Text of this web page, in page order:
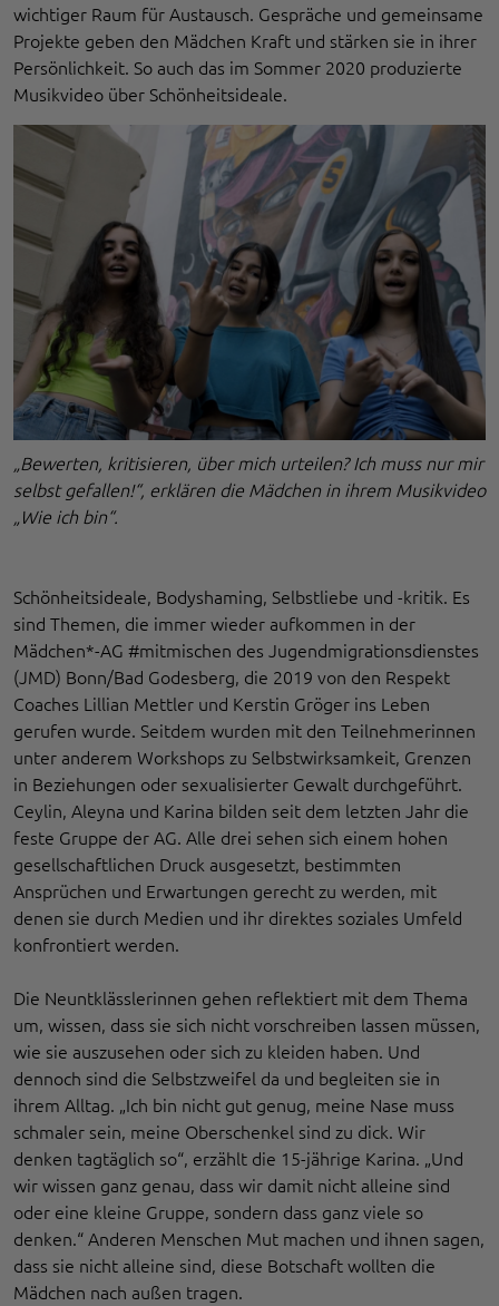
wichtiger Raum für Austausch. Gespräche und gemeinsame
Projekte geben den Mädchen Kraft und stärken sie in ihrer
Persönlichkeit. So auch das im Sommer 2020 produzierte
Musikvideo über Schönheitsideale.
„Bewerten, kritisieren, über mich urteilen? Ich muss nur mir
selbst gefallen!“, erklären die Mädchen in ihrem Musikvideo
„Wie ich bin“.
Schönheitsideale, Bodyshaming, Selbstliebe und -kritik. Es
sind Themen, die immer wieder aufkommen in der
Mädchen*-AG #mitmischen des Jugendmigrationsdienstes
(JMD) Bonn/Bad Godesberg, die 2019 von den Respekt
Coaches Lillian Mettler und Kerstin Gröger ins Leben
gerufen wurde. Seitdem wurden mit den Teilnehmerinnen
unter anderem Workshops zu Selbstwirksamkeit, Grenzen
in Beziehungen oder sexualisierter Gewalt durchgeführt.
Ceylin, Aleyna und Karina bilden seit dem letzten Jahr die
feste Gruppe der AG. Alle drei sehen sich einem hohen
gesellschaftlichen Druck ausgesetzt, bestimmten
Ansprüchen und Erwartungen gerecht zu werden, mit
denen sie durch Medien und ihr direktes soziales Umfeld
konfrontiert werden.
Die Neuntklässlerinnen gehen reflektiert mit dem Thema
um, wissen, dass sie sich nicht vorschreiben lassen müssen,
wie sie auszusehen oder sich zu kleiden haben. Und
dennoch sind die Selbstzweifel da und begleiten sie in
ihrem Alltag. „Ich bin nicht gut genug, meine Nase muss
schmaler sein, meine Oberschenkel sind zu dick. Wir
denken tagtäglich so“, erzählt die 15-jährige Karina. „Und
wir wissen ganz genau, dass wir damit nicht alleine sind
oder eine kleine Gruppe, sondern dass ganz viele so
denken.“ Anderen Menschen Mut machen und ihnen sagen,
dass sie nicht alleine sind, diese Botschaft wollten die
Mädchen nach außen tragen.